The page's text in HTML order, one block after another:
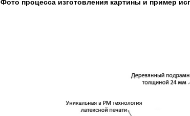
Фото процесса изготовления картины и пример